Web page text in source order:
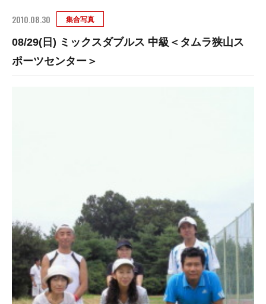
2010.08.30 集合写真
08/29(日) ミックスダブルス 中級＜タムラ狭山ス
ポーツセンター＞